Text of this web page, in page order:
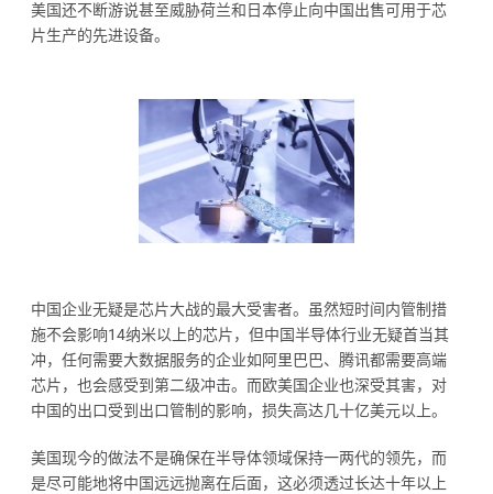
美国还不断游说甚至威胁荷兰和日本停止向中国出售可用于芯
片生产的先进设备。
中国企业无疑是芯片大战的最大受害者。虽然短时间内管制措
施不会影响14纳米以上的芯片，但中国半导体行业无疑首当其
冲，任何需要大数据服务的企业如阿里巴巴、腾讯都需要高端
芯片，也会感受到第二级冲击。而欧美国企业也深受其害，对
中国的出口受到出口管制的影响，损失高达几十亿美元以上。
美国现今的做法不是确保在半导体领域保持一两代的领先，而
是尽可能地将中国远远抛离在后面，这必须透过长达十年以上